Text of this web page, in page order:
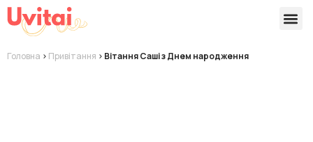
Головна > Привітання > Вітання Саші з Днем народження